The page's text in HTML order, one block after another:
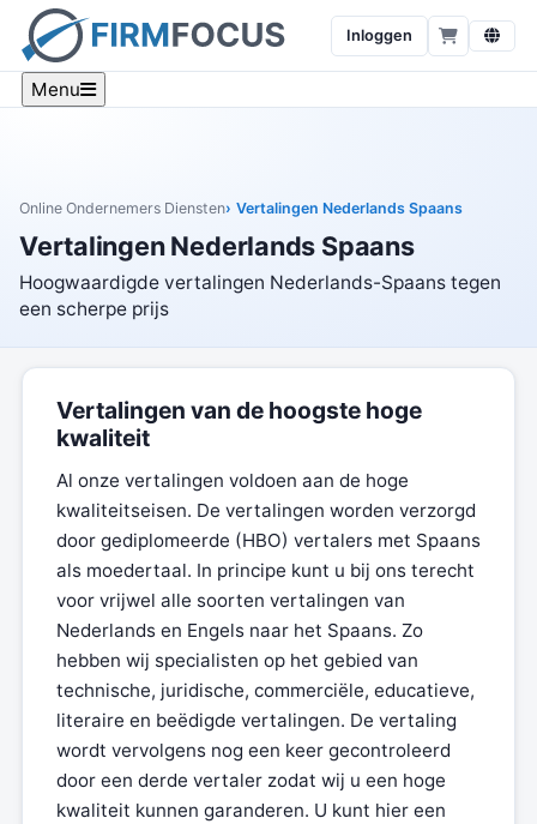
Inloggen
Menu
Online Ondernemers Diensten Vertalingen Nederlands Spaans
Vertalingen Nederlands Spaans
Hoogwaardigde vertalingen Nederlands-Spaans tegen
een scherpe prijs
Vertalingen van de hoogste hoge
kwaliteit
Al onze vertalingen voldoen aan de hoge
kwaliteitseisen. De vertalingen worden verzorgd
door gediplomeerde (HBO) vertalers met Spaans
als moedertaal. In principe kunt u bij ons terecht
voor vrijwel alle soorten vertalingen van
Nederlands en Engels naar het Spaans. Zo
hebben wij specialisten op het gebied van
technische, juridische, commerciële, educatieve,
literaire en beëdigde vertalingen. De vertaling
wordt vervolgens nog een keer gecontroleerd
door een derde vertaler zodat wij u een hoge
kwaliteit kunnen garanderen. U kunt hier een